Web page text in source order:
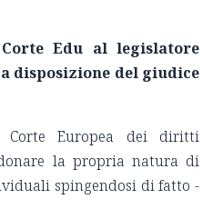
Edu al legislatore
disposizione del giudice
Europea dei diritti
la propria natura di
spingendosi di fatto -